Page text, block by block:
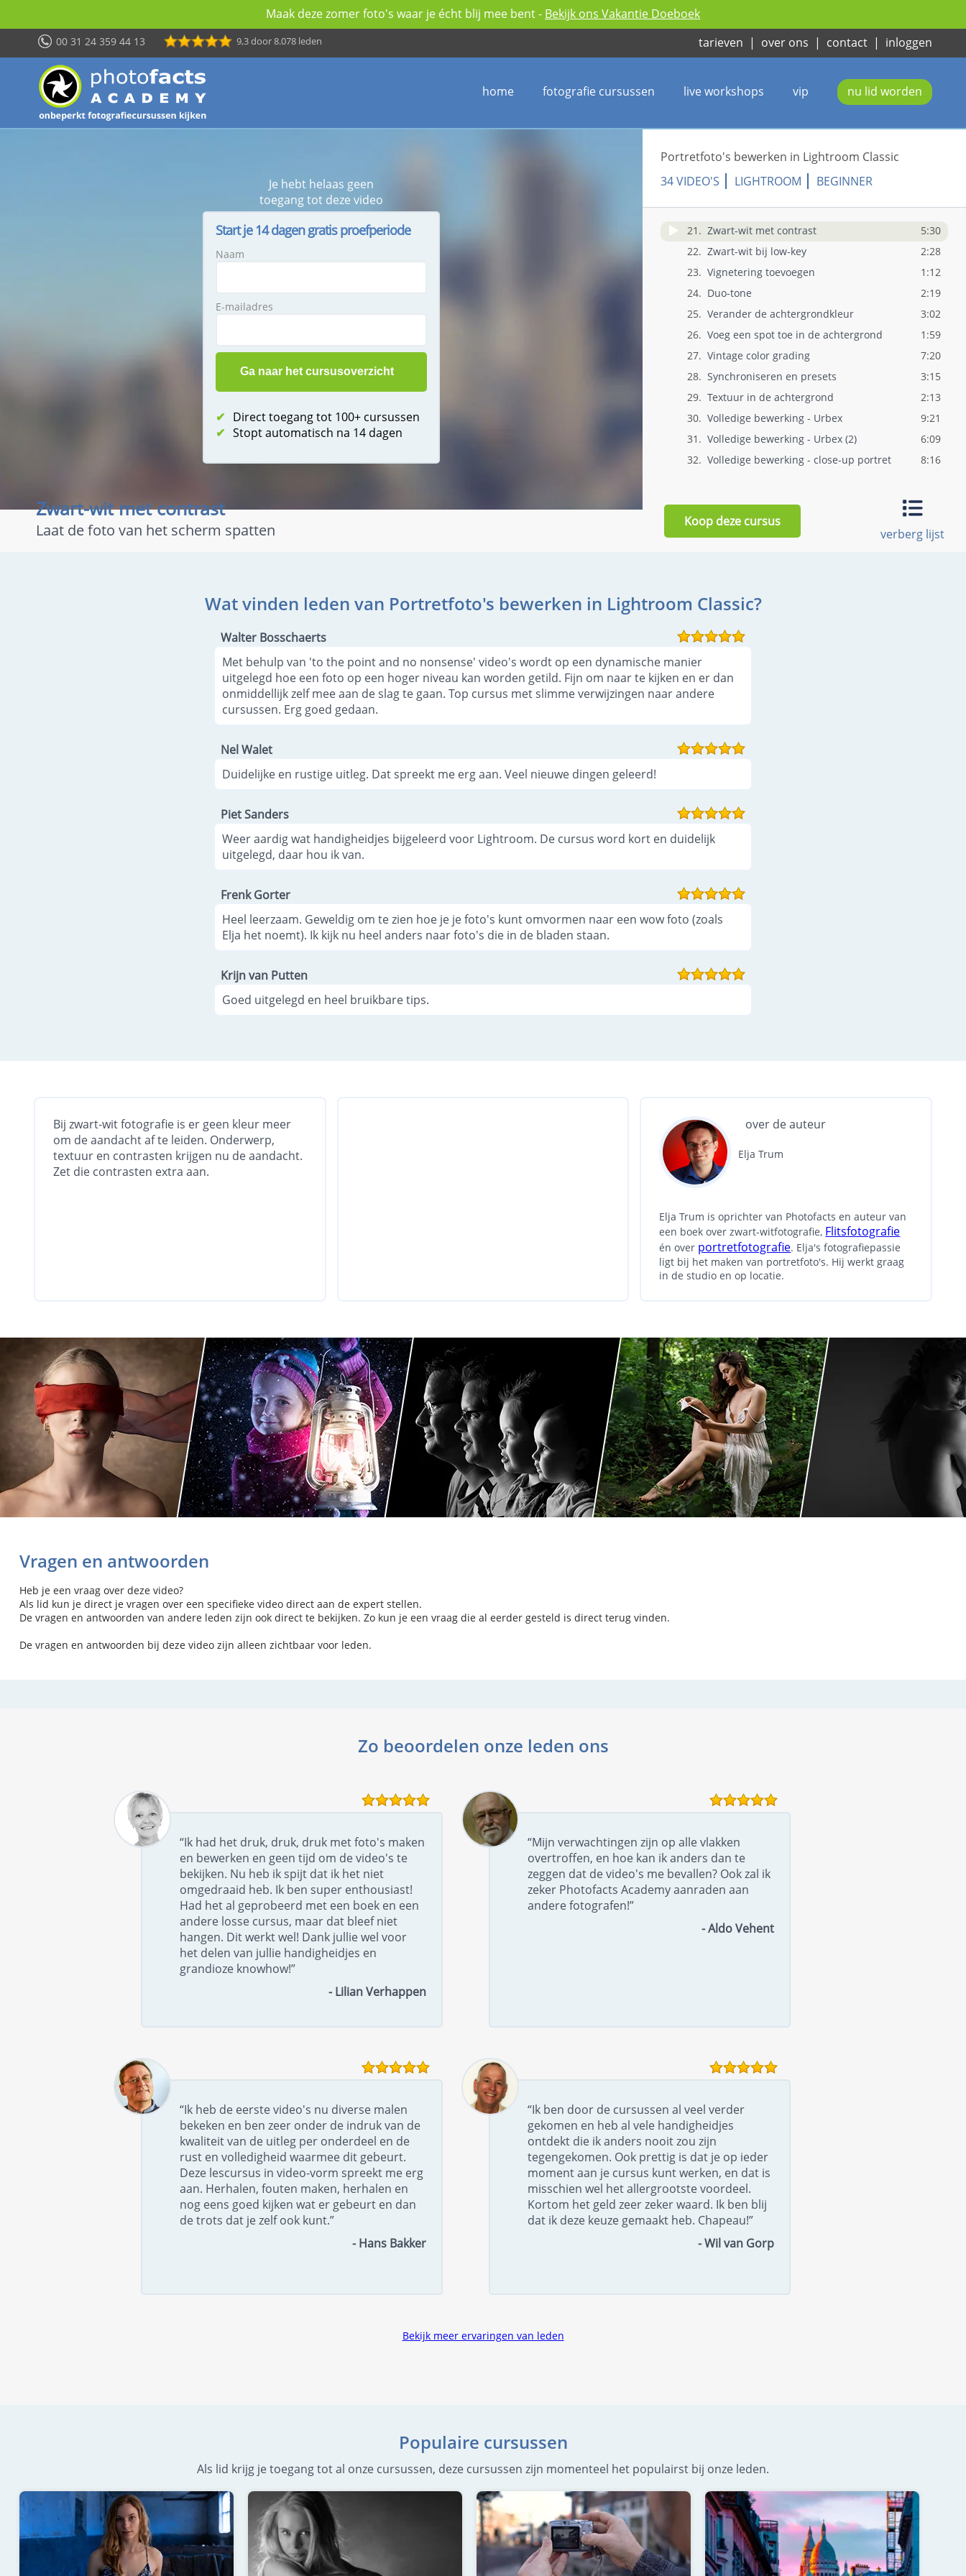
Maak deze zomer foto's waar je écht blij mee bent - Bekijk ons Vakantie Doeboek
00 31 24 359 44 13 9,3door 8.078 leden tarieven | over ons | contact | inloggen
nu lid worden
vip
live workshops
fotografie cursussen
home
Je hebt helaas geen
toegang tot deze video
Start je 14 dagen gratis proefperiode
Naam
E-mailadres
✔ Direct toegang tot 100+ cursussen
✔ Stopt automatisch na 14 dagen
Portretfoto's bewerken in Lightroom Classic
34 VIDEO'S
LIGHTROOM BEGINNER
11.
12. Haarkleur veranderen
4:25
14.
Tanden witter maken
2:14
3:15
16. Instellingen kopiëren
2:24
Compositie aanpassen
19. Gezicht oplichten
20. Wallen wegwerken
2:58
21. Zwart-wit met contrast
5:30
22. Zwart-wit bij low-key
2:28
23. Vignetering toevoegen
1:12
24. Duo-tone
2:19
25. Verander de achtergrondkleur
3:02
26. Voeg een spot toe in de achtergrond
1:59
27. Vintage color grading
7:20
28. Synchroniseren en presets
3:15
29. Textuur in de achtergrond
2:13
30. Volledige bewerking - Urbex
9:21
31. Volledige bewerking - Urbex (2)
6:09
32. Volledige bewerking - close-up portret
8:16
34. Zelf aan de slag! 1:17
Zwart-wit met contrast
Laat de foto van het scherm spatten Koop deze cursus
verberg lijst
Wat vinden leden van Portretfoto's bewerken in Lightroom Classic?
Walter Bosschaerts
Met behulp van 'to the point and no nonsense' video's wordt op een dynamische manier
uitgelegd hoe een foto op een hoger niveau kan worden getild. Fijn om naar te kijken en er dan
onmiddellijk zelf mee aan de slag te gaan. Top cursus met slimme verwijzingen naar andere
cursussen. Erg goed gedaan.
Nel Walet
Duidelijke en rustige uitleg. Dat spreekt me erg aan. Veel nieuwe dingen geleerd!
Piet Sanders
Weer aardig wat handigheidjes bijgeleerd voor Lightroom. De cursus word kort en duidelijk
uitgelegd, daar hou ik van.
Frenk Gorter
Heel leerzaam. Geweldig om te zien hoe je je foto's kunt omvormen naar een wow foto (zoals
Elja het noemt). Ik kijk nu heel anders naar foto's die in de bladen staan.
Krijn van Putten
Goed uitgelegd en heel bruikbare tips.
Bij zwart-wit fotografie is er geen kleur meer
om de aandacht af te leiden. Onderwerp,
textuur en contrasten krijgen nu de aandacht.
Zet die contrasten extra aan.
over de auteur
Elja Trum
Elja Trum is oprichter van Photofacts en auteur van
een boek over zwart-witfotografie, Flitsfotografie
én over portretfotografie. Elja's fotografiepassie
ligt bij het maken van portretfoto's. Hij werkt graag
in de studio en op locatie.
Vragen en antwoorden
Heb je een vraag over deze video?
Als lid kun je direct je vragen over een specifieke video direct aan de expert stellen.
De vragen en antwoorden van andere leden zijn ook direct te bekijken. Zo kun je een vraag die al eerder gesteld is direct terug vinden.
De vragen en antwoorden bij deze video zijn alleen zichtbaar voor leden.
Zo beoordelen onze leden ons
“Ik had het druk, druk, druk met foto's maken
en bewerken en geen tijd om de video's te
bekijken. Nu heb ik spijt dat ik het niet
omgedraaid heb. Ik ben super enthousiast!
Had het al geprobeerd met een boek en een
andere losse cursus, maar dat bleef niet
hangen. Dit werkt wel! Dank jullie wel voor
het delen van jullie handigheidjes en
grandioze knowhow!”
- Lilian Verhappen
“Mijn verwachtingen zijn op alle vlakken
overtroffen, en hoe kan ik anders dan te
zeggen dat de video's me bevallen? Ook zal ik
zeker Photofacts Academy aanraden aan
andere fotografen!”
- Aldo Vehent
“Ik heb de eerste video's nu diverse malen
bekeken en ben zeer onder de indruk van de
kwaliteit van de uitleg per onderdeel en de
rust en volledigheid waarmee dit gebeurt.
Deze lescursus in video-vorm spreekt me erg
aan. Herhalen, fouten maken, herhalen en
nog eens goed kijken wat er gebeurt en dan
de trots dat je zelf ook kunt.”
- Hans Bakker
“Ik ben door de cursussen al veel verder
gekomen en heb al vele handigheidjes
ontdekt die ik anders nooit zou zijn
tegengekomen. Ook prettig is dat je op ieder
moment aan je cursus kunt werken, en dat is
misschien wel het allergrootste voordeel.
Kortom het geld zeer zeker waard. Ik ben blij
dat ik deze keuze gemaakt heb. Chapeau!”
- Wil van Gorp
Bekijk meer ervaringen van leden
Populaire cursussen
Als lid krijg je toegang tot al onze cursussen, deze cursussen zijn momenteel het populairst bij onze leden.